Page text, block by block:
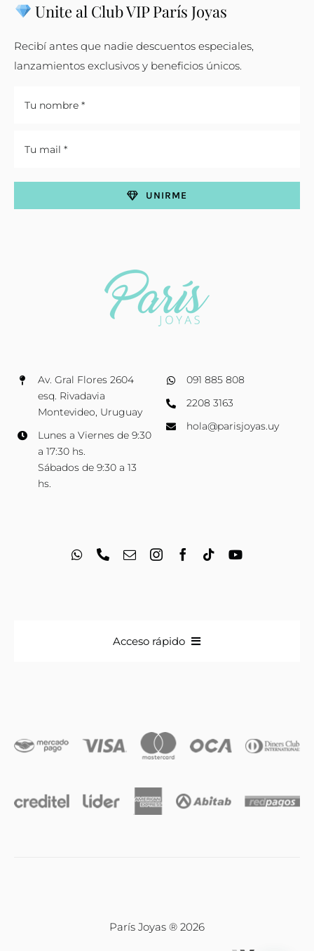
Av. Gral Flores 2604
esq. Rivadavia
Montevideo, Uruguay
Lunes a Viernes de 9:30
a 17:30 hs.
Sábados de 9:30 a 13
hs.
091 885 808
2208 3163
hola@parisjoyas.uy
Unite al Club VIP París Joyas
Recibí antes que nadie descuentos especiales,
lanzamientos exclusivos y beneficios únicos.
UNIRME
Acceso rápido
Iniciales
París Joyas ® 2026